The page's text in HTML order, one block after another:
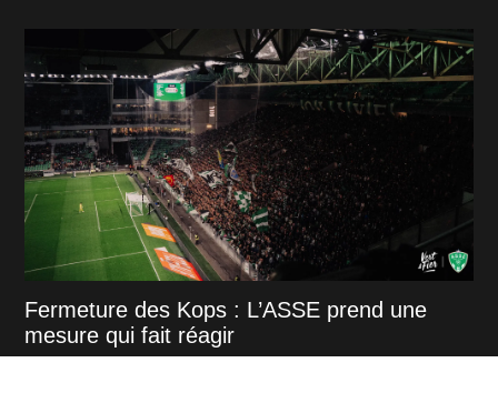
Fermeture des Kops : L’ASSE prend une
mesure qui fait réagir